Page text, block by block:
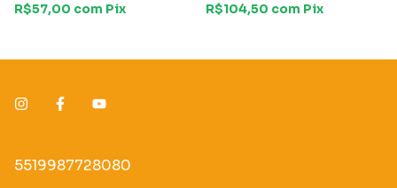
R$57,00 com Pix R$104,50 com Pix
5519987728080